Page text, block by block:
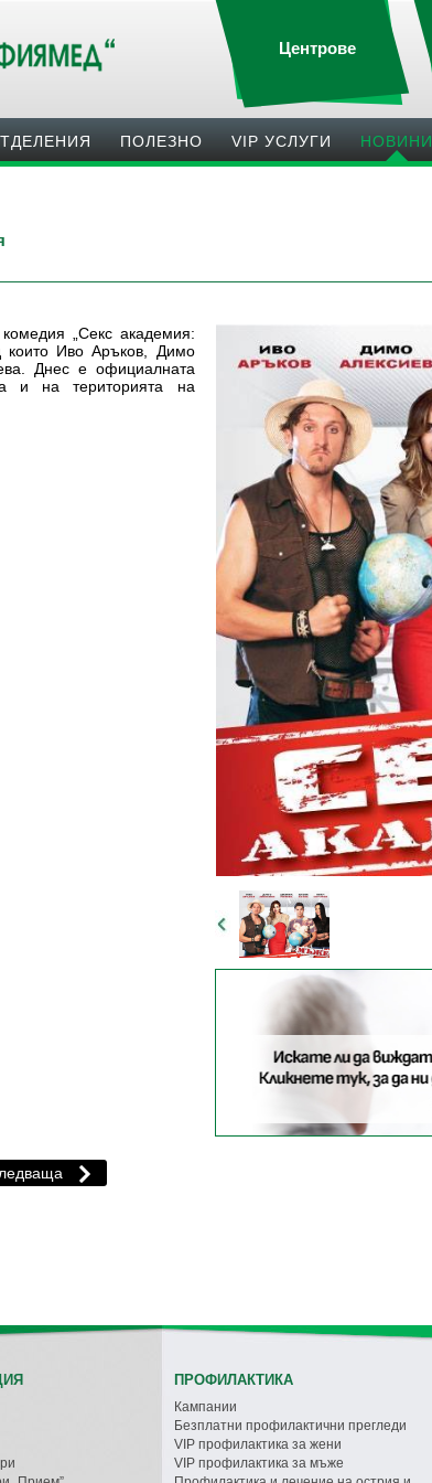
Центрове
ПОЛЕЗНO VIP УСЛУГИ НОВИНИ
„Секс академия:
които Иво Аръков, Димо
Днес е официалната
и на територията на
ПРОФИЛАКТИКА
Кампании
Безплатни профилактични прегледи
VIP профилактика за жени
VIP профилактика за мъже